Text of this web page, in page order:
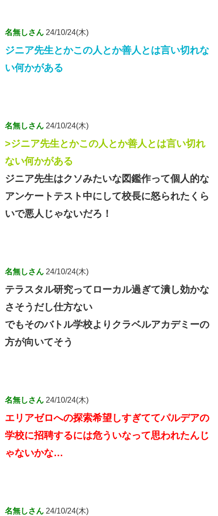
名無しさん 24/10/24(木)
ジニア先生とかこの人とか善人とは言い切れな
い何かがある
名無しさん 24/10/24(木)
>ジニア先生とかこの人とか善人とは言い切れ
ない何かがある
ジニア先生はクソみたいな図鑑作って個人的な
アンケートテスト中にして校長に怒られたくら
いで悪人じゃないだろ！
名無しさん 24/10/24(木)
テラスタル研究ってローカル過ぎて潰し効かな
さそうだし仕方ない
でもそのバトル学校よりクラベルアカデミーの
方が向いてそう
名無しさん 24/10/24(木)
エリアゼロへの探索希望しすぎててパルデアの
学校に招聘するには危ういなって思われたんじ
ゃないかな…
名無しさん 24/10/24(木)